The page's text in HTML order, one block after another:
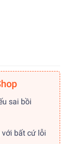
sai bồi
bất cứ lỗi